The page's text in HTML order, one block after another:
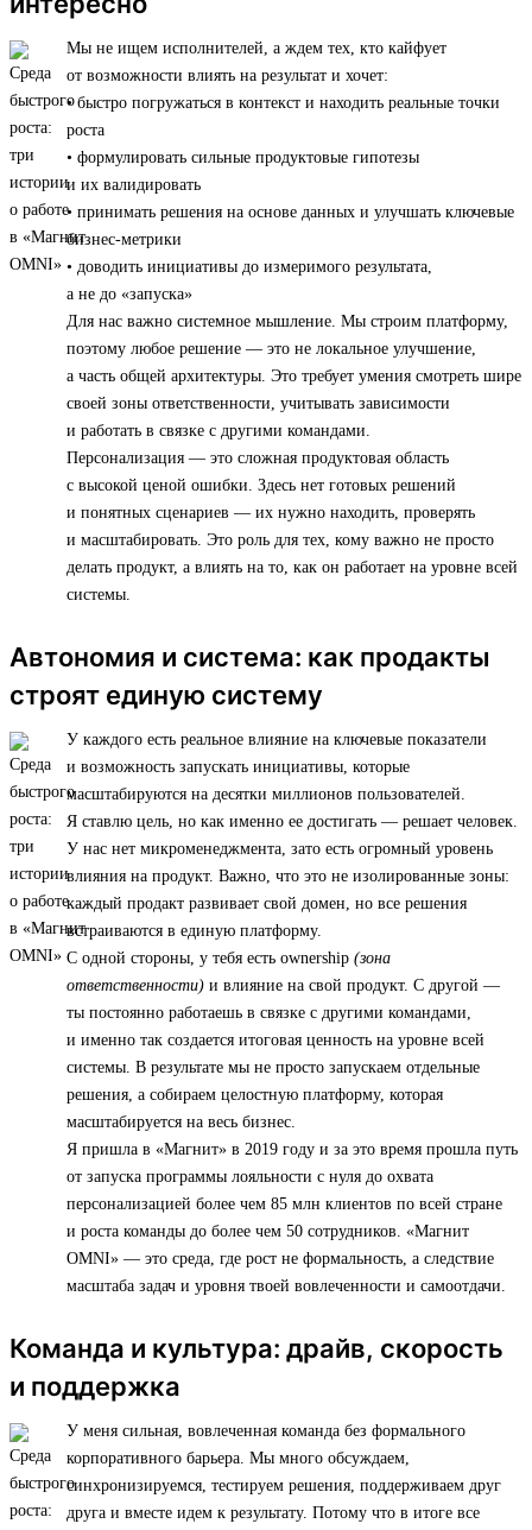
Мы не ищем исполнителей, а ждем тех, кто кайфует
от возможности влиять на результат и хочет:
• быстро погружаться в контекст и находить реальные точки
роста
• формулировать сильные продуктовые гипотезы
и их валидировать
• принимать решения на основе данных и улучшать ключевые
бизнес-метрики
• доводить инициативы до измеримого результата,
а не до «запуска»
Для нас важно системное мышление. Мы строим платформу,
поэтому любое решение — это не локальное улучшение,
а часть общей архитектуры. Это требует умения смотреть шире
своей зоны ответственности, учитывать зависимости
и работать в связке с другими командами.
Персонализация — это сложная продуктовая область
с высокой ценой ошибки. Здесь нет готовых решений
и понятных сценариев — их нужно находить, проверять
и масштабировать. Это роль для тех, кому важно не просто
делать продукт, а влиять на то, как он работает на уровне всей
системы.
Автономия и система: как продакты
строят единую систему
У каждого есть реальное влияние на ключевые показатели
и возможность запускать инициативы, которые
масштабируются на десятки миллионов пользователей.
Я ставлю цель, но как именно ее достигать — решает человек.
У нас нет микроменеджмента, зато есть огромный уровень
влияния на продукт. Важно, что это не изолированные зоны:
каждый продакт развивает свой домен, но все решения
встраиваются в единую платформу.
С одной стороны, у тебя есть ownership (зона
ответственности) и влияние на свой продукт. С другой —
ты постоянно работаешь в связке с другими командами,
и именно так создается итоговая ценность на уровне всей
системы. В результате мы не просто запускаем отдельные
решения, а собираем целостную платформу, которая
масштабируется на весь бизнес.
Я пришла в «Магнит» в 2019 году и за это время прошла путь
от запуска программы лояльности с нуля до охвата
персонализацией более чем 85 млн клиентов по всей стране
и роста команды до более чем 50 сотрудников. «Магнит
OMNI» — это среда, где рост не формальность, а следствие
масштаба задач и уровня твоей вовлеченности и самоотдачи.
Команда и культура: драйв, скорость
и поддержка
У меня сильная, вовлеченная команда без формального
корпоративного барьера. Мы много обсуждаем,
синхронизируемся, тестируем решения, поддерживаем друг
друга и вместе идем к результату. Потому что в итоге все